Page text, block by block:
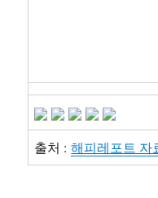
출처 :해피레포트 자